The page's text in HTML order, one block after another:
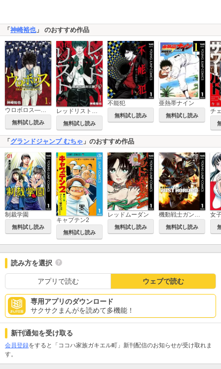
「神崎裕也」 のおすすめ作品
ウロボロス―警察ヲ裁クハ我ニアリ―
無料試し読み
レッドリスト～警視庁組対三課PO～
無料試し読み
不能犯
無料試し読み
亜熱帯ナイン
無料試し読み
「 グランドジャンプ むちゃ 」のおすすめ作品
制裁学園
無料試し読み
キャプテン2
無料試し読み
レッドムーダン
無料試し読み
機動戦士ガンダム ラストホライズン
無料試し読み
読み方を選択
アプリで読む ウェブで読む
専用アプリのダウンロード
サクサクまんがを読めて多機能！
新刊通知を受け取る
会員登録をすると「ココハ家族ガキエル町」新刊配信のお知らせが受け取れま
す。